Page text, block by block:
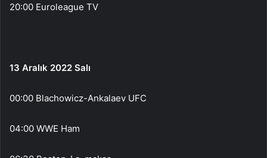
20:00 Euroleague TV
13 Aralık 2022 Salı
00:00 Blachowicz-Ankalaev UFC
04:00 WWE Ham